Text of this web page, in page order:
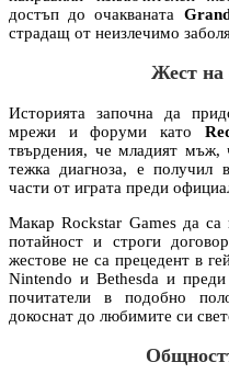
достъп до очакваната
страдащ от неизлечимо
Жест на
Историята започна да
мрежи и форуми като
твърдения, че младият мъж,
тежка диагноза, е получил
части от играта преди
Макар Rockstar Games да са
потайност и строги
жестове не са прецедент в
Nintendo и Bethesda и преди
почитатели в подобно
докоснат до любимите си